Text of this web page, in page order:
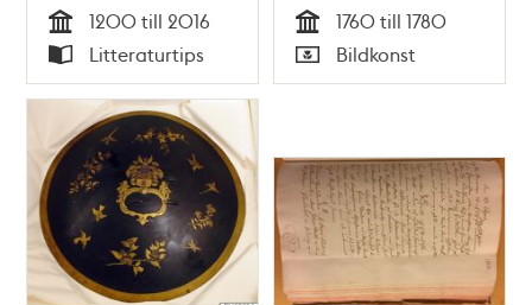
internationellt
perspektiv
Tid
1200 till 2016
Typ
Litteraturtips Tid
1760 till 1780
Typ
Bildkonst